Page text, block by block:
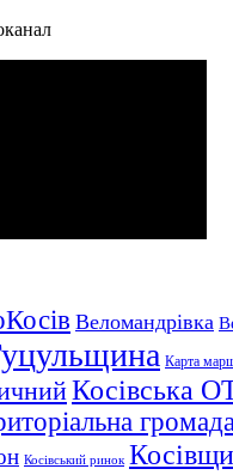
Веломандрівка
Карта
Косівська
громада
Косівський ринок